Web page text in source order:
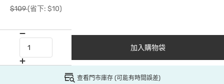
$109(省下: $10)
加入購物袋
查看門市庫存 (可能有時間誤差)